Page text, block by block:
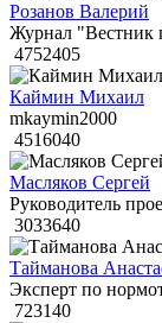
Розанов Валерий
Журнал "Вестник
4752405
Каймин Михаил
mkaymin2000
4516040
Масляков Сергей
Руководитель
3033640
Тайманова
Эксперт по
723140